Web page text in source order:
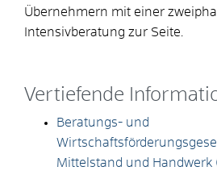
Übernehmern mit einer
Intensivberatung zur Seite.
Vertiefende
Beratungs- und
Mittelstand und Handwerk